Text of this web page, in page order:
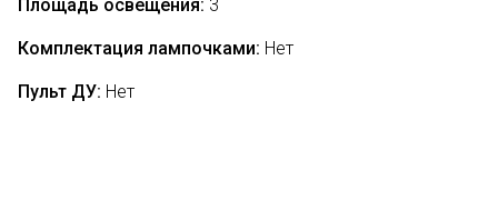
Площадь освещения: 3
Комплектация лампочками: Нет
Пульт ДУ: Нет